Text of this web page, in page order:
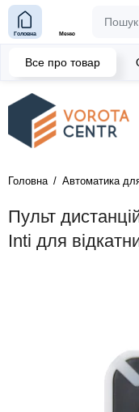
Головна Меню
Головна Автоматика
Пульт
Inti для
Все про товар